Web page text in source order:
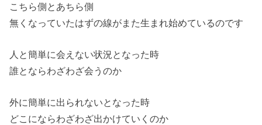
こちら側とあちら側
無くなっていたはずの線がまた生まれ始めているのです
人と簡単に会えない状況となった時
誰とならわざわざ会うのか
外に簡単に出られないとなった時
どこにならわざわざ出かけていくのか